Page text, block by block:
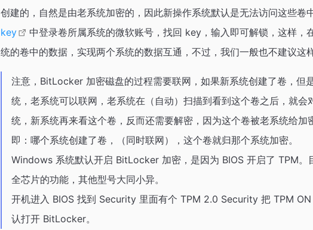
创建的，自然是由老系统加密的，因此新操作系统默认是无法访问这些卷
key
中登录卷所属系统的微软账号，找回 key，输入即可解锁，这样，
统的卷中的数据，实现两个系统的数据互通，不过，我们一般也不建议这样
注意，BitLocker 加密磁盘的过程需要联网，如果新系统创建了卷，但
统，老系统可以联网，老系统在（自动）扫描到看到这个卷之后，就会
统，新系统再来看这个卷，反而还需要解密，因为这个卷被老系统给加
即：哪个系统创建了卷，（同时联网），这个卷就归那个系统加密。
Windows 系统默认开启 BitLocker 加密，是因为 BIOS 开启了 TPM。
全芯片的功能，其他型号大同小异。
开机进入 BIOS 找到 Security 里面有个 TPM 2.0 Security 把 TPM
认打开 BitLocker。